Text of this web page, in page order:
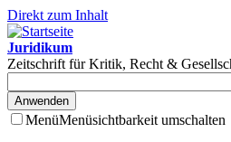
Direkt zum Inhalt
Juridikum
Zeitschrift für Kritik, Recht &
MenüMenüsichtbarkeit umschalten